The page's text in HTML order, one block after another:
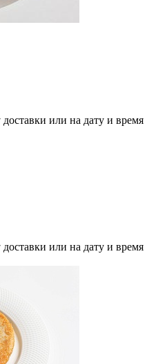
доставки или на дату и время
доставки или на дату и время